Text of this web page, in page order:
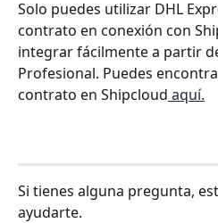
Solo puedes utilizar DHL
contrato en conexión con
integrar fácilmente a partir
Profesional. Puedes
contrato en Shipcloud aquí.
Si tienes alguna pregunta,
ayudarte.